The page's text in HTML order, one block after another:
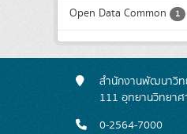
Open Data Common 1
สำนักงานพัฒนาวิท
111 อุทยานวิทยา
0-2564-7000